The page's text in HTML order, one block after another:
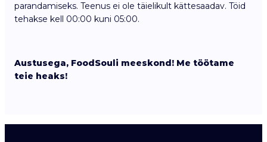
parandamiseks. Teenus ei ole täielikult kättesaadav. Töid
tehakse kell 00:00 kuni 05:00.
Austusega, FoodSouli meeskond! Me töötame
teie heaks!